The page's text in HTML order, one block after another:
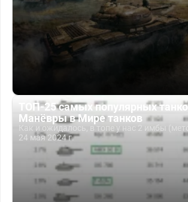
ТОП-25 самых популярных
Манёвры в Мире танков
Как и ожидалось, в топе у нас 2 имбы
24 мая 2024 г.